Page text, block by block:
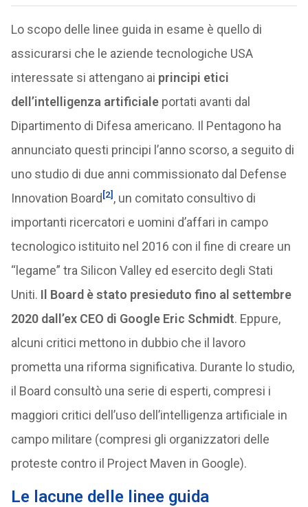
Lo scopo delle linee guida in esame è quello di
assicurarsi che le aziende tecnologiche USA
interessate si attengano ai principi etici
dell’intelligenza artificialeportati avanti dal
Dipartimento di Difesa americano. Il Pentagono ha
annunciato questi principi l’anno scorso, a seguito di
uno studio di due anni commissionato dal Defense
Innovation Board [2] , un comitato consultivo di
importanti ricercatori e uomini d’affari in campo
tecnologico istituito nel 2016 con il fine di creare un
“legame” tra Silicon Valley ed esercito degli Stati
Uniti. Il Board è stato presieduto fino al settembre
2020 dall’ex CEO di Google Eric Schmidt. Eppure,
alcuni critici mettono in dubbio che il lavoro
prometta una riforma significativa. Durante lo studio,
il Board consultò una serie di esperti, compresi i
maggiori critici dell’uso dell’intelligenza artificiale in
campo militare (compresi gli organizzatori delle
proteste contro il Project Maven in Google).
Le lacune delle linee guida